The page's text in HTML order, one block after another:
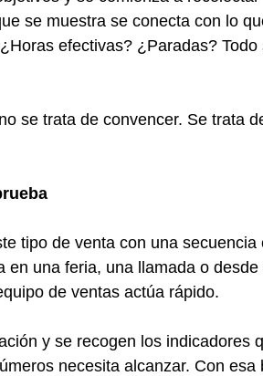
se muestra se conecta con lo
efectivas? ¿Paradas? Todo
se trata de convencer. Se trata
tipo de venta con una secuencia
en una feria, una llamada o desde
de ventas actúa rápido.
y se recogen los indicadores
necesita alcanzar. Con esa